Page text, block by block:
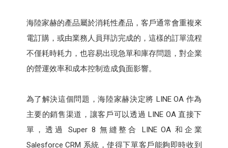
海陸家赫的產品屬於消耗性產品，客戶通常會重複來
電訂購，或由業務人員拜訪完成的，這樣的訂單流程
不僅耗時耗力，也容易出現急單和庫存問題，對企業
的營運效率和成本控制造成負面影響。
為了解決這個問題，海陸家赫決定將 LINE OA 作為
主要的銷售渠道，讓客戶可以透過 LINE OA 直接下
單，透過 Super 8 無縫整合 LINE OA 和企業
Salesforce CRM 系統，使得下單客戶能夠即時收到